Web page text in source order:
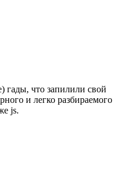
гады, что запилили свой
и легко разбираемого
js.